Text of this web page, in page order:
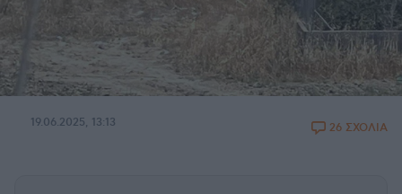
19.06.2025, 13:13 26 ΣΧΟΛΙΑ